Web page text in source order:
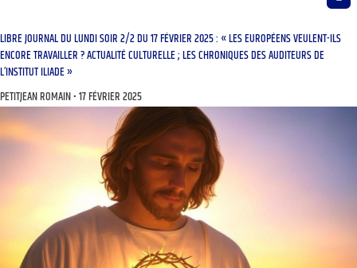
LIBRE JOURNAL DU LUNDI SOIR 2/2 DU 17 FÉVRIER 2025 : « LES EUROPÉENS VEULENT-ILS
ENCORE TRAVAILLER ? ACTUALITÉ CULTURELLE ; LES CHRONIQUES DES AUDITEURS DE
L’INSTITUT ILIADE »
PETITJEAN ROMAIN 17 FÉVRIER 2025